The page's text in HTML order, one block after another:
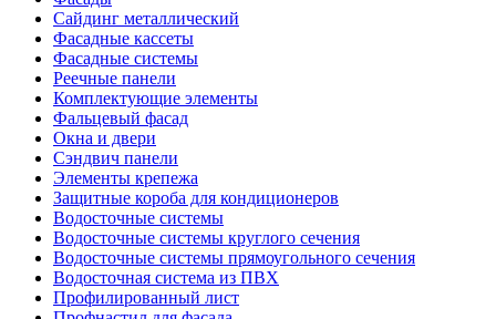
Сайдинг металлический
Фасадные кассеты
Фасадные системы
Реечные панели
Комплектующие элементы
Фальцевый фасад
Окна и двери
Сэндвич панели
Элементы крепежа
Защитные короба для кондиционеров
Водосточные системы
Водосточные системы круглого сечения
Водосточные системы прямоугольного сечения
Водосточная система из ПВХ
Профилированный лист